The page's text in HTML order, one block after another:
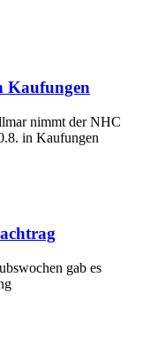
Kaufungen
nimmt der NHC
in Kaufungen
gab es